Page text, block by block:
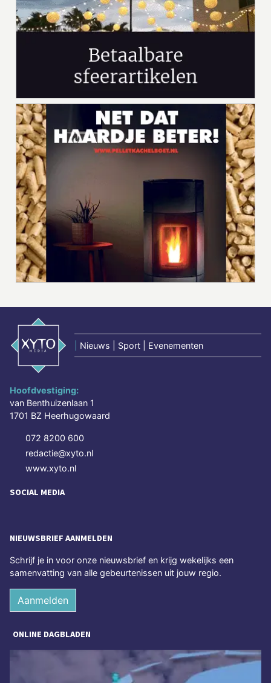
Nieuws | Sport | Evenementen
Hoofdvestiging:
van Benthuizenlaan 1
1701 BZ Heerhugowaard
072 8200 600
redactie@xyto.nl
www.xyto.nl
SOCIAL MEDIA
NIEUWSBRIEF AANMELDEN
Schrijf je in voor onze nieuwsbrief en krijg wekelijks een
samenvatting van alle gebeurtenissen uit jouw regio.
Aanmelden
ONLINE DAGBLADEN